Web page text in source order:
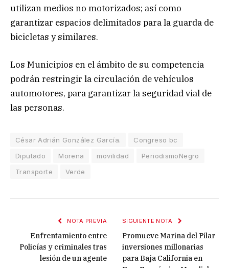
utilizan medios no motorizados; así como
garantizar espacios delimitados para la guarda de
bicicletas y similares.
Los Municipios en el ámbito de su competencia
podrán restringir la circulación de vehículos
automotores, para garantizar la seguridad vial de
las personas.
César Adrián González García.
Congreso bc
Diputado
Morena movilidad
PeriodismoNegro
Transporte
Verde
NOTA PREVIA
Enfrentamiento entre
Policías y criminales tras
lesión de un agente
SIGUIENTE NOTA
Promueve Marina del Pilar
inversiones millonarias
para Baja California en